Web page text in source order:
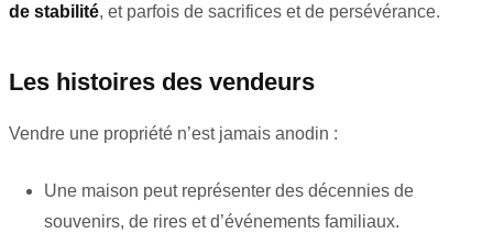
de stabilité, et parfois de sacrifices et de persévérance.
Les histoires des vendeurs
Vendre une propriété n’est jamais anodin :
Une maison peut représenter des décennies de
souvenirs, de rires et d’événements familiaux.